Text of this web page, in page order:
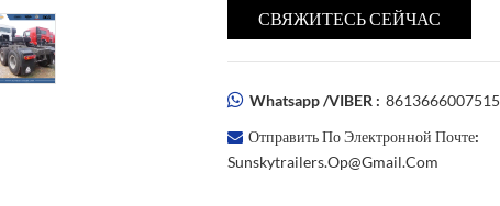
СВЯЖИТЕСЬ СЕЙЧАС
Whatsapp /VIBER : 8613666007515
Отправить По Электронной Почте:
Sunskytrailers.op@gmail.com